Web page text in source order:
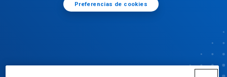
Preferencias de cookies